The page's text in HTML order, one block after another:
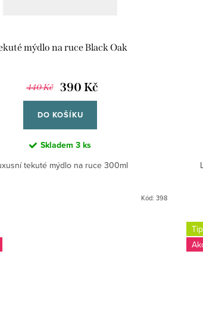
mýdlo na ruce Black Oak
440 Kč 390 Kč
DO KOŠÍKU
Skladem 3 ks
tekuté mýdlo na ruce 300ml
Kód:398
Tip